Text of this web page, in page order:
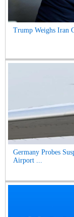
Trump Weighs Iran
Germany Probes
Airport ...